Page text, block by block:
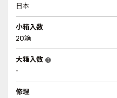
日本
小箱入数
20箱
大箱入数 help
-
修理